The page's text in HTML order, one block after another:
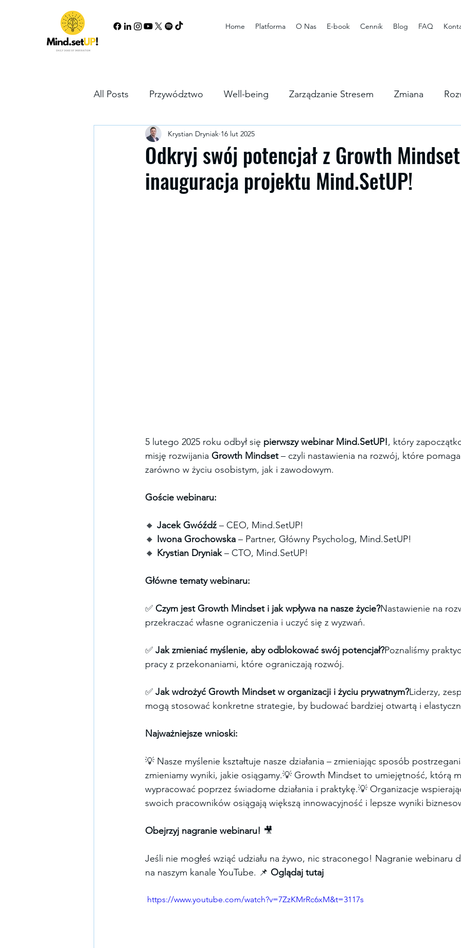
Home Platforma O Nas E-book Cennik Blog FAQ
All Posts Przywództwo Well-being Zarządzanie Stresem Zmiana
Growth mindset Partnerstwa
Odkryj swój potencjał z Growth
inauguracja projektu Mind.SetUP!
Krystian Dryniak 16 lut 2025
5 lutego 2025 roku odbył się pierwszy webinar Mind.SetUP!, który
misję rozwijania Growth Mindset – czyli nastawienia na rozwój, które
zarówno w życiu osobistym, jak i zawodowym.
Goście webinaru:
🔸 Jacek Gwóźdź – CEO, Mind.SetUP!
🔸 Iwona Grochowska – Partner, Główny Psycholog, Mind.SetUP!
🔸 Krystian Dryniak – CTO, Mind.SetUP!
Główne tematy webinaru:
✅ Czym jest Growth Mindset i jak wpływa na nasze życie?Nastawienie na
przekraczać własne ograniczenia i uczyć się z wyzwań.
✅ Jak zmieniać myślenie, aby odblokować swój potencjał?Poznaliśmy
pracy z przekonaniami, które ograniczają rozwój.
✅ Jak wdrożyć Growth Mindset w organizacji i życiu prywatnym?Liderzy,
mogą stosować konkretne strategie, by budować bardziej otwartą i
Najważniejsze wnioski:
💡 Nasze myślenie kształtuje nasze działania – zmieniając sposób
zmieniamy wyniki, jakie osiągamy.💡 Growth Mindset to umiejętność, którą
wypracować poprzez świadome działania i praktykę.💡 Organizacje
swoich pracowników osiągają większą innowacyjność i lepsze wyniki
Obejrzyj nagranie webinaru! 🎥
Jeśli nie mogłeś wziąć udziału na żywo, nic straconego! Nagranie webinaru
na naszym kanale YouTube. 📌 Oglądaj tutaj
https://www.youtube.com/watch?v=7ZzKMrRc6xM&t=3117s